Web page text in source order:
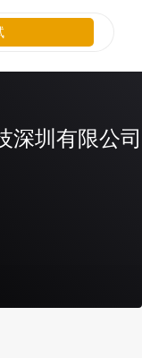
深圳有限公司